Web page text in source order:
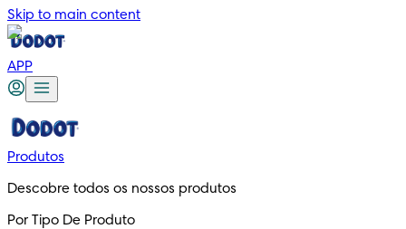
Skip to main content
APP
Produtos
Descobre todos os nossos produtos
Por Tipo De Produto